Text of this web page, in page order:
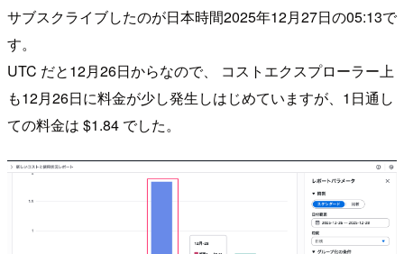
サブスクライブしたのが日本時間2025年12月27日の05:13で
す。
UTC だと12月26日からなので、 コストエクスプローラー上
も12月26日に料金が少し発生しはじめていますが、1日通し
ての料金は $1.84 でした。